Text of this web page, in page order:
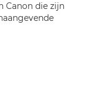
Canon die zijn